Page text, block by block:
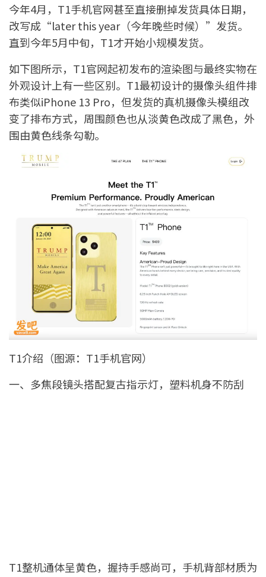
今年4月，T1手机官网甚至直接删掉发货具体日期，
改写成“later this year（今年晚些时候）”发货。
直到今年5月中旬，T1才开始小规模发货。
如下图所示，T1官网起初发布的渲染图与最终实物在
外观设计上有一些区别。T1最初设计的摄像头组件排
布类似iPhone 13 Pro，但发货的真机摄像头模组改
变了排布方式，周围颜色也从淡黄色改成了黑色，外
围由黄色线条勾勒。
T1介绍（图源：T1手机官网）
一、多焦段镜头搭配复古指示灯，塑料机身不防刮
T1整机通体呈黄色，握持手感尚可，手机背部材质为